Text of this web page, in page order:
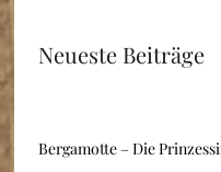
Neueste Beiträge
Bergamotte – Die